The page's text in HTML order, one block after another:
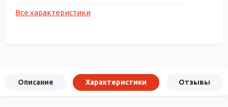
Все характеристики
Описание Характеристики Отзывы